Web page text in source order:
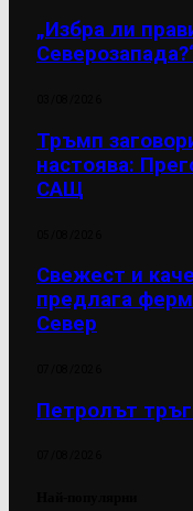
„Избра ли
Тръмп
настоява:
САЩ
Свежест и
предлага
Север
Петролът